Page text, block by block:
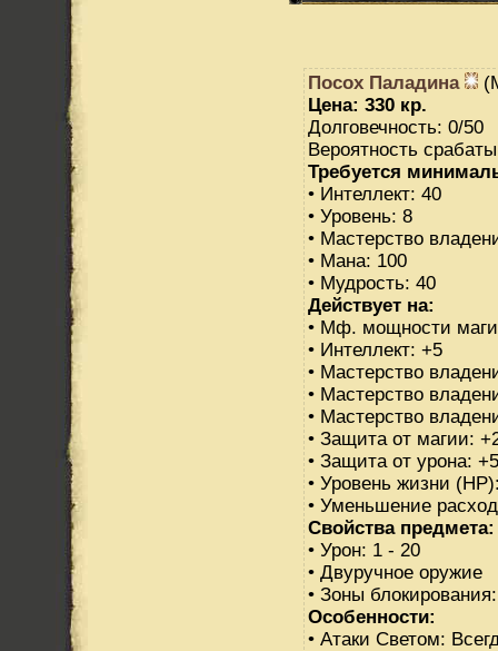
Посох Паладина
Цена: 330 кр.
Долговечность: 0/50
Вероятность
Требуется
• Интеллект: 40
• Уровень: 8
• Мастерство
• Мана: 100
• Мудрость: 40
Действует на:
• Мф. мощности
• Интеллект: +5
• Мастерство
• Мастерство
• Мастерство
• Защита от магии:
• Защита от урона:
• Уровень жизни
• Уменьшение
Свойства предмета:
• Урон: 1 - 20
• Двуручное оружие
• Зоны
Особенности:
• Атаки Светом: